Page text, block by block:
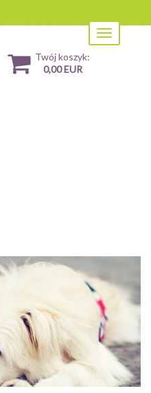
Toggle
navigation
Twój koszyk:
0,00 EUR